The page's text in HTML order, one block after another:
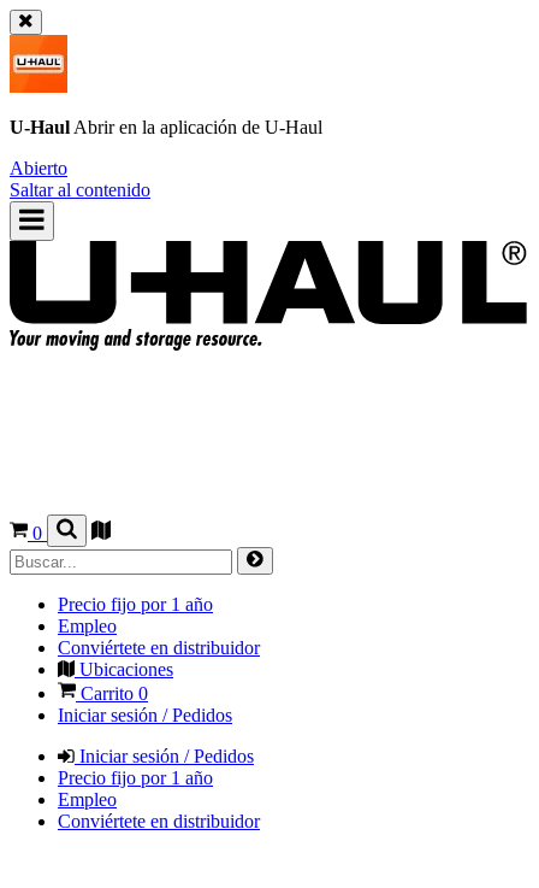
U-Haul Abrir en la aplicación de U-Haul
Abierto
Saltar al contenido
0
Precio fijo por 1 año
Empleo
Conviértete en distribuidor
Ubicaciones
Carrito 0
Iniciar sesión / Pedidos
Iniciar sesión / Pedidos
Precio fijo por 1 año
Empleo
Conviértete en distribuidor